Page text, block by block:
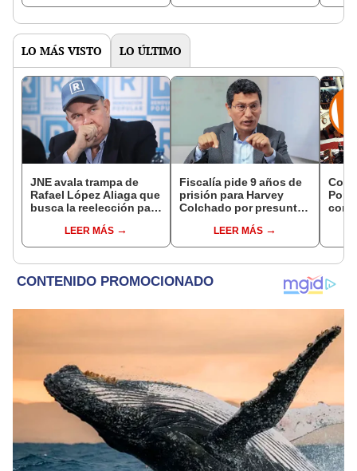
LO MÁS VISTO LO ÚLTIMO
JNE avala trampa de
Rafael López Aliaga que
busca la reelección para
LEER MÁS
Fiscalía pide 9 años de
prisión para Harvey
Colchado por presunta
incompatible y falsedad
ideológica
LEER MÁS